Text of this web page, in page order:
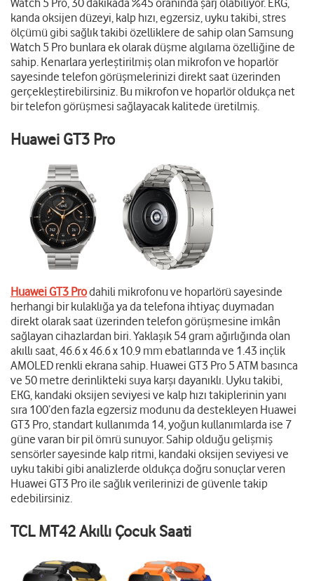
Watch 5 Pro, 30 dakikada %45 oranında şarj olabiliyor. EKG,
kanda oksijen düzeyi, kalp hızı, egzersiz, uyku takibi, stres
ölçümü gibi sağlık takibi özelliklere de sahip olan Samsung
Watch 5 Pro bunlara ek olarak düşme algılama özelliğine de
sahip. Kenarlara yerleştirilmiş olan mikrofon ve hoparlör
sayesinde telefon görüşmelerinizi direkt saat üzerinden
gerçekleştirebilirsiniz. Bu mikrofon ve hoparlör oldukça net
bir telefon görüşmesi sağlayacak kalitede üretilmiş.
Huawei GT3 Pro
Huawei GT3 Prodahili mikrofonu ve hoparlörü sayesinde
herhangi bir kulaklığa ya da telefona ihtiyaç duymadan
direkt olarak saat üzerinden telefon görüşmesine imkân
sağlayan cihazlardan biri. Yaklaşık 54 gram ağırlığında olan
akıllı saat, 46.6 x 46.6 x 10.9 mm ebatlarında ve 1.43 inçlik
AMOLED renkli ekrana sahip. Huawei GT3 Pro 5 ATM basınca
ve 50 metre derinlikteki suya karşı dayanıklı. Uyku takibi,
EKG, kandaki oksijen seviyesi ve kalp hızı takiplerinin yanı
sıra 100’den fazla egzersiz modunu da destekleyen Huawei
GT3 Pro, standart kullanımda 14, yoğun kullanımlarda ise 7
güne varan bir pil ömrü sunuyor. Sahip olduğu gelişmiş
sensörler sayesinde kalp ritmi, kandaki oksijen seviyesi ve
uyku takibi gibi analizlerde oldukça doğru sonuçlar veren
Huawei GT3 Pro ile sağlık verilerinizi de güvenle takip
edebilirsiniz.
TCL MT42 Akıllı Çocuk Saati